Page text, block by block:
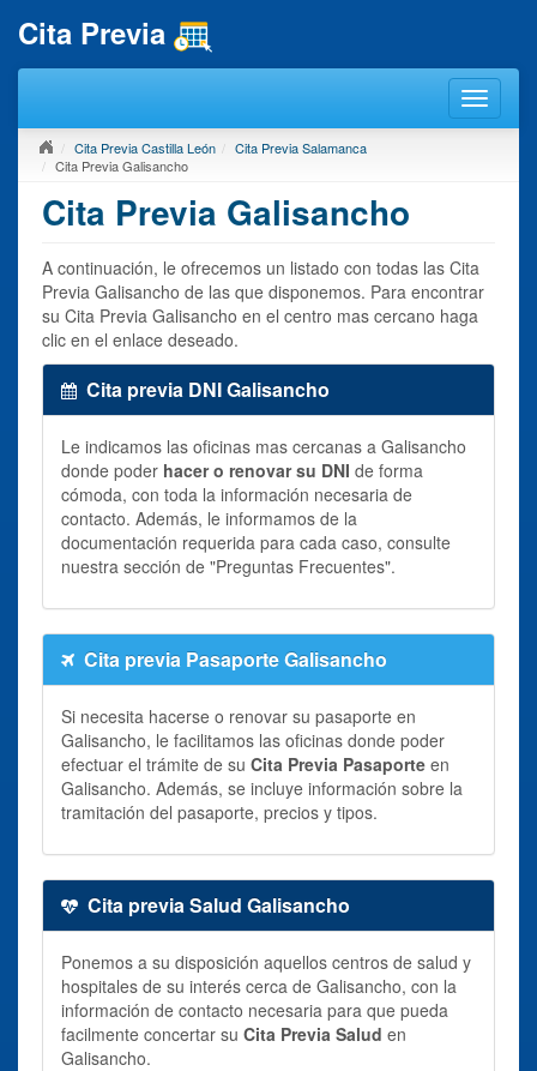
Cita Previa
Cita Previa Castilla León
Cita Previa Salamanca
Cita Previa Galisancho
Cita Previa Galisancho
A continuación, le ofrecemos un listado con todas las Cita
Previa Galisancho de las que disponemos. Para encontrar
su Cita Previa Galisancho en el centro mas cercano haga
clic en el enlace deseado.
Cita previa DNI Galisancho
Le indicamos las oficinas mas cercanas a Galisancho
donde poder hacer o renovar su DNI de forma
cómoda, con toda la información necesaria de
contacto. Además, le informamos de la
documentación requerida para cada caso, consulte
nuestra sección de "Preguntas Frecuentes".
Cita previa Pasaporte Galisancho
Si necesita hacerse o renovar su pasaporte en
Galisancho, le facilitamos las oficinas donde poder
efectuar el trámite de su Cita Previa Pasaporte en
Galisancho. Además, se incluye información sobre la
tramitación del pasaporte, precios y tipos.
Cita previa Salud Galisancho
Ponemos a su disposición aquellos centros de salud y
hospitales de su interés cerca de Galisancho, con la
información de contacto necesaria para que pueda
facilmente concertar su Cita Previa Salud en
Galisancho.